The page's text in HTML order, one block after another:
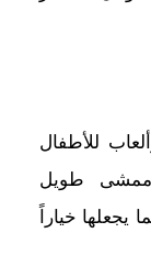
للأطفال
ممشى طويل
خياراً